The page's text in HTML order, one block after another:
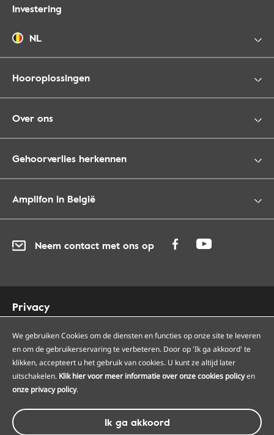
Investering
NL
Hooroplossingen
Over ons
Gehoorverlies herkennen
Amplifon in België
Neem contact met ons op
Privacy
Cookies
Toegankelijkheid
Sitemap
Onze Amplifon hoorcentra
Onze servicepunten
© Amplifon, 2026 - BTW BE0418975266
We gebruiken Cookies om de diensten en functies op onze site te leveren
en om de gebruikerservaring te verbeteren. Door op 'Ik ga akkoord' te
klikken, accepteert u het gebruik van cookies. U kunt ze altijd later
uitschakelen. Klik hier voor meer informatie over onze cookies policyen
onze privacy policy.
Ik ga akkoord